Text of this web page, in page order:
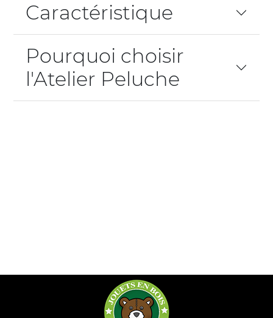
Caractéristique
Pourquoi choisir
l'Atelier Peluche